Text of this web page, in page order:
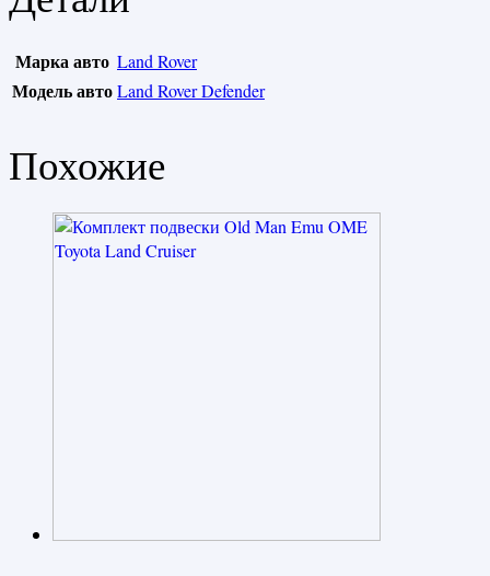
Марка авто Land Rover
Модель автоLand Rover Defender
Похожие